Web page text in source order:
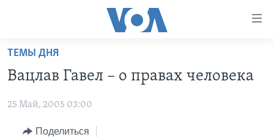
Перейти
основной
Перейти
ПРОГРАММЫ
АМЕРИКА
НОВОСТИ ЗА МИНУТУ
ПРОЕКТЫ
УЧИМ АНГЛИЙСКИЙ
ЭКСПЕРТИЗА
ТЕМЫ ДНЯ
Вацлав Гавел – о правах человека
25 Май, 2005 03:00
Поделиться